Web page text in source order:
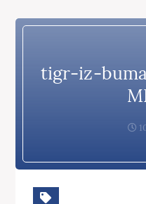
tigr-iz-